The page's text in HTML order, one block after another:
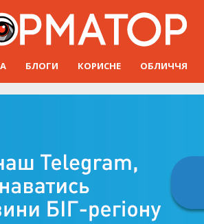
БЛОГИ КОРИСНЕ ОБЛИЧЧЯ